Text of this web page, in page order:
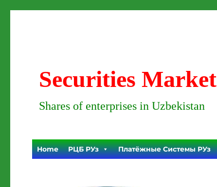
Securities
Shares of enterprises in Uzbekistan
Home РЦБ РУз Платёжные Системы РУз